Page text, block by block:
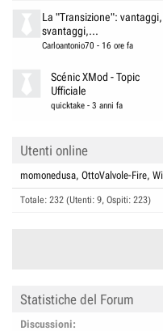
La "Transizione": vantaggi,
svantaggi,...
Carloantonio70 - 16 ore fa
Scénic XMod - Topic
Ufficiale
quicktake -3 anni fa
Utenti online
momonedusa OttoValvole-Fire
Totale: 232 (Utenti: 9, Ospiti: 223)
Statistiche del Forum
Discussioni